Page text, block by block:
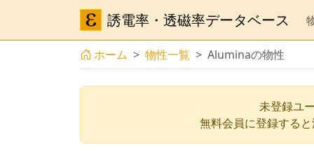
誘電率・透磁率データベース
ホーム 物性一覧 Aluminaの物性
未登録ユ
無料会員に登録する